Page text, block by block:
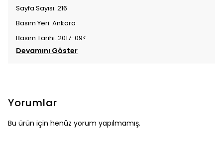
Sayfa Sayısı: 216
Basım Yeri: Ankara
Basım Tarihi: 2017-09<
Devamını Göster
Yorumlar
Bu ürün için henüz yorum yapılmamış.